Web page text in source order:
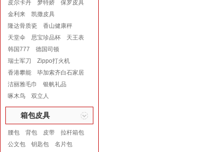
皮尔卡丹 梦特娇
保罗皮具
金利来
凯撒皮具
隆达骨质瓷
香山健康秤
天堂伞
思宝珍品杯
天王表
韩国777
德国司顿
瑞士军刀
Zippo打火机
香港攀能
毕加索齐白石家居
洁丽雅毛巾
银帆礼品
啄木鸟
双立人
箱包皮具
腰包 背包 皮带
拉杆箱包
公文包
钥匙包
名片包